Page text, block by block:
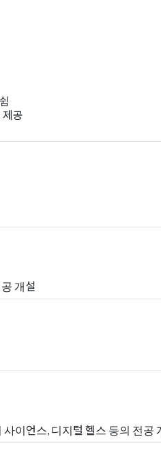
공
개설
이언스, 디지털 헬스 등의 전공